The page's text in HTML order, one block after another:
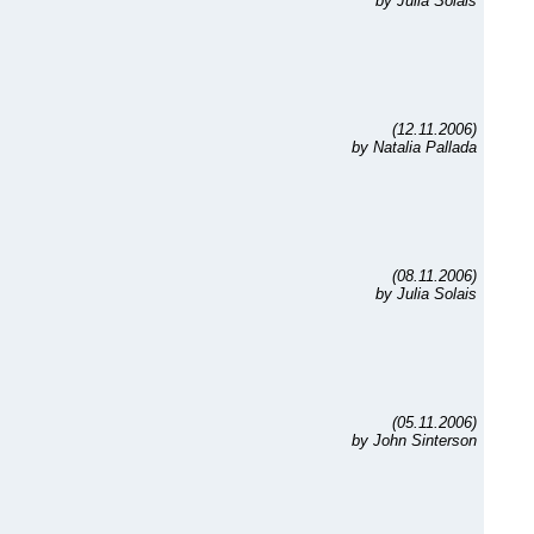
(12.11.2006)
by Natalia Pallada
(08.11.2006)
by Julia Solais
(05.11.2006)
by John Sinterson